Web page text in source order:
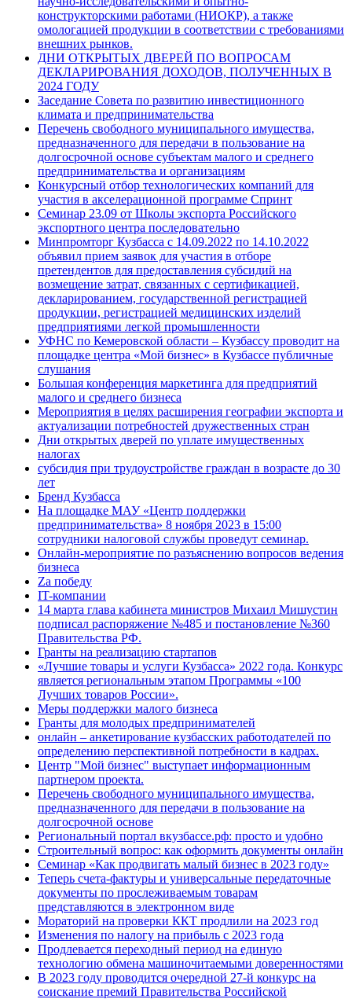
конструкторскими работами (НИОКР), а также
омологацией продукции в соответствии с требованиями
внешних рынков.
ДНИ ОТКРЫТЫХ ДВЕРЕЙ ПО ВОПРОСАМ
ДЕКЛАРИРОВАНИЯ ДОХОДОВ, ПОЛУЧЕННЫХ В
2024 ГОДУ
Заседание Совета по развитию инвестиционного
климата и предпринимательства
Перечень свободного муниципального имущества,
предназначенного для передачи в пользование на
долгосрочной основе субъектам малого и среднего
предпринимательства и организациям
Конкурсный отбор технологических компаний для
участия в акселерационной программе Спринт
Семинар 23.09 от Школы экспорта Российского
экспортного центра последовательно
Минпромторг Кузбасса с 14.09.2022 по 14.10.2022
объявил прием заявок для участия в отборе
претендентов для предоставления субсидий на
возмещение затрат, связанных с сертификацией,
декларированием, государственной регистрацией
продукции, регистрацией медицинских изделий
предприятиями легкой промышленности
УФНС по Кемеровской области – Кузбассу проводит на
площадке центра «Мой бизнес» в Кузбассе публичные
слушания
Большая конференция маркетинга для предприятий
малого и среднего бизнеса
Мероприятия в целях расширения географии экспорта и
актуализации потребностей дружественных стран
Дни открытых дверей по уплате имущественных
налогах
субсидия при трудоустройстве граждан в возрасте до 30
лет
Бренд Кузбасса
На площадке МАУ «Центр поддержки
предпринимательства» 8 ноября 2023 в 15:00
сотрудники налоговой службы проведут семинар.
Онлайн-мероприятие по разъяснению вопросов ведения
бизнеса
Za победу
IT-компании
14 марта глава кабинета министров Михаил Мишустин
подписал распоряжение №485 и постановление №360
Правительства РФ.
Гранты на реализацию стартапов
«Лучшие товары и услуги Кузбасса» 2022 года. Конкурс
является региональным этапом Программы «100
Лучших товаров России».
Меры поддержки малого бизнеса
Гранты для молодых предпринимателей
онлайн – анкетирование кузбасских работодателей по
определению перспективной потребности в кадрах.
Центр "Мой бизнес" выступает информационным
партнером проекта.
Перечень свободного муниципального имущества,
предназначенного для передачи в пользование на
долгосрочной основе
Региональный портал вкузбассе.рф: просто и удобно
Строительный вопрос: как оформить документы онлайн
Семинар «Как продвигать малый бизнес в 2023 году»
Теперь счета-фактуры и универсальные передаточные
документы по прослеживаемым товарам
представляются в электронном виде
Мораторий на проверки ККТ продлили на 2023 год
Изменения по налогу на прибыль с 2023 года
Продлевается переходный период на единую
технологию обмена машиночитаемыми доверенностями
В 2023 году проводится очередной 27-й конкурс на
соискание премий Правительства Российской